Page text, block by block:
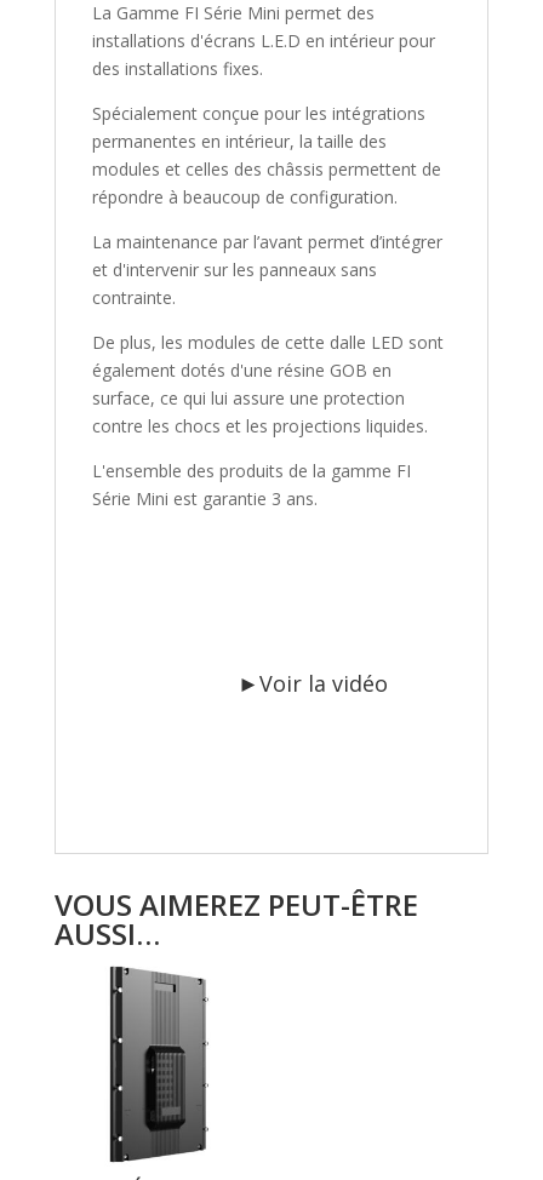
La Gamme FI Série Mini permet des
installations d'écrans L.E.D en intérieur pour
des installations fixes.
Spécialement conçue pour les intégrations
permanentes en intérieur, la taille des
modules et celles des châssis permettent de
répondre à beaucoup de configuration.
La maintenance par l’avant permet d’intégrer
et d'intervenir sur les panneaux sans
contrainte.
De plus, les modules de cette dalle LED sont
également dotés d'une résine GOB en
surface, ce qui lui assure une protection
contre les chocs et les projections liquides.
L'ensemble des produits de la gamme FI
Série Mini est garantie 3 ans.
►Voir la vidéo
VOUS AIMEREZ PEUT-ÊTRE
AUSSI…